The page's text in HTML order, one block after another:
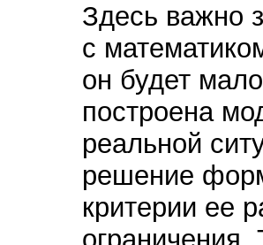
Здесь важно
с
он будет
построена
реальной
решение
критерии ее